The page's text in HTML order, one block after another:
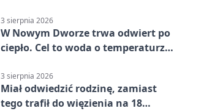
3 sierpnia 2026
W Nowym Dworze trwa odwiert po
ciepło. Cel to woda o temperaturze
3 sierpnia 2026
Miał odwiedzić rodzinę, zamiast
tego trafił do więzienia na 18